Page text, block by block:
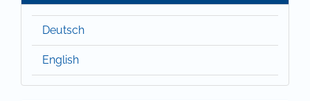
Deutsch
English